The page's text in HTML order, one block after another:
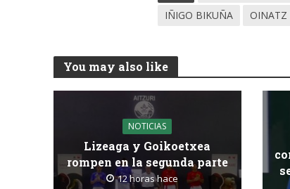
IÑIGO BIKUÑA
OINATZ
You may also like
NOTICIAS
Lizeaga y Goikoetxea
rompen en la segunda parte
12 horas hace